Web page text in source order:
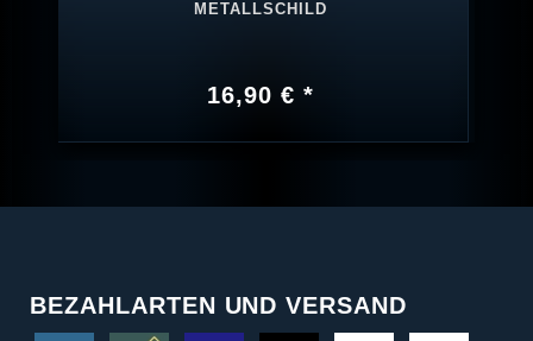
METALLSCHILD
16,90 € *
BEZAHLARTEN UND VERSAND